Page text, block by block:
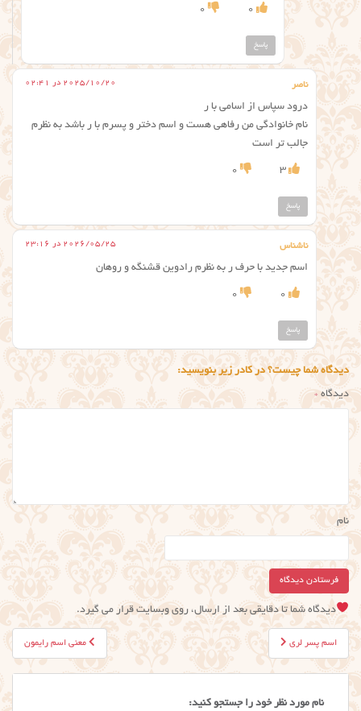
0
0
پاسخ
ناصر 2025/10/20 در 02:41
درود سپاس از اسامی با ر
نام خانوادگی من رفاهی هست و اسم دختر و پسرم با ر باشد به نظرم
جالب تر است
3
0
پاسخ
ناشناس 2026/05/25 در 23:16
اسم جدید با حرف ر به نظرم رادوین قشنگه و روهان
0
0
پاسخ
دیدگاه شما چیست؟ در کادر زیر بنویسید:
دیدگاه *
نام
دیدگاه شما تا دقایقی بعد از ارسال، روی وبسایت قرار می گیرد.
راهبری
نوشته
معنی اسم رایمون اسم پسر لری
نام مورد نظر خود را جستجو کنید: